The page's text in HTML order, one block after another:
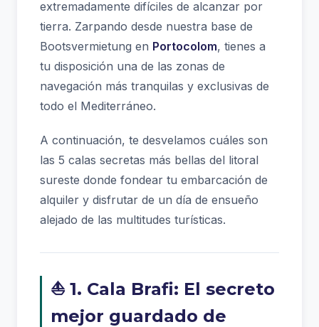
extremadamente difíciles de alcanzar por
tierra. Zarpando desde nuestra base de
Bootsvermietung en Portocolom, tienes a
tu disposición una de las zonas de
navegación más tranquilas y exclusivas de
todo el Mediterráneo.
A continuación, te desvelamos cuáles son
las 5 calas secretas más bellas del litoral
sureste donde fondear tu embarcación de
alquiler y disfrutar de un día de ensueño
alejado de las multitudes turísticas.
⛵ 1. Cala Brafi: El secreto
mejor guardado de